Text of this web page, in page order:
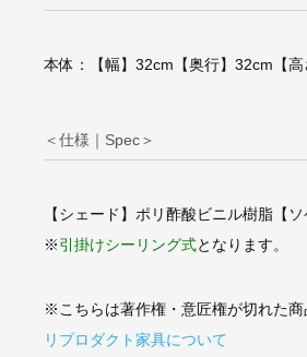
本体：【幅】32cm【奥行】32cm【
＜仕様｜Spec＞
【シェード】ポリ酢酸ビニル樹脂【
※引掛けシーリング式となります。
※こちらは著作権・意匠権が切れた
リプロダクト家具について